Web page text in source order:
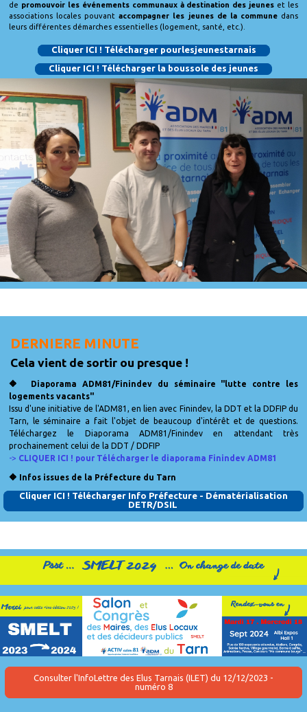
de promouvoir les événements communaux à destination des jeunes et les
associations locales pouvant accompagner les jeunes de la communedans
leurs différentes démarches essentielles (logement, santé, etc.).
Cliquer ICI ! Télécharger pourlesjeunestarnais
Cliquer ICI ! Télécharger la boussole des jeunes
DERNIERE MINUTE
Cela vient de sortir ou presque !
🔶
Diaporama ADM81/Finindev du séminaire "lutte contre les
logements vacants"
Issu d'une initiative de l'ADM81, en lien avec Finindev, la DDT et la DDFIP du
Tarn, le séminaire a fait l'objet de beaucoup d'intérêt et de questions.
Téléchargez le Diaporama ADM81/Finindev en attendant très
prochainement celui de la DDT / DDFIP
-> CLIQUER ICI ! pour Télécharger le diaporama Finindev ADM81
🔶 Infos issues de la Préfecture du Tarn
Cliquer ICI ! Télécharger Info Préfecture - Dématérialisation
DETR/DSIL
Consulter l'InfoLettre des Elus Tarnais (ILET) du 12/12/2023 -
numéro 8